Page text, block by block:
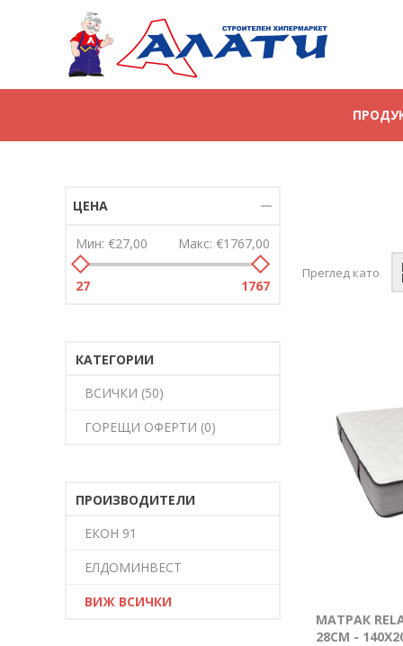
Преглед като
МАТРАК
28СМ -
ЦЕНА
Мин: €27,00 Макс: €1767,00
27 1767
КАТЕГОРИИ
ВСИЧКИ (50)
ГОРЕЩИ ОФЕРТИ (0)
ПРОИЗВОДИТЕЛИ
ЕКОН 91
ЕЛДОМИНВЕСТ
ВИЖ ВСИЧКИ